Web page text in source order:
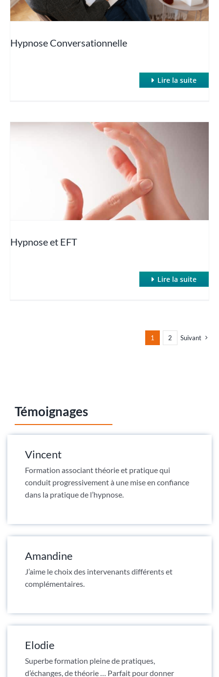
Hypnose Conversationnelle
Lire la suite
Hypnose et EFT
Lire la suite
1 2 Suivant
Témoignages
Vincent
Formation associant théorie et pratique qui
conduit progressivement à une mise en confiance
dans la pratique de l’hypnose.
Amandine
J’aime le choix des intervenants différents et
complémentaires.
Elodie
Superbe formation pleine de pratiques,
d’échanges, de théorie … Parfait pour donner